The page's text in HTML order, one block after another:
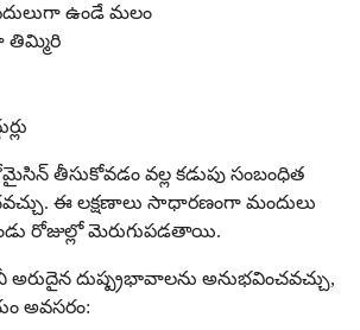
ఉండే మలం
తిమ్మిరి
తీసుకోవడం వల్ల కడుపు సంబంధిత
ఈ లక్షణాలు సాధారణంగా మందులు
రోజుల్లో మెరుగుపడతాయి.
దుష్ప్రభావాలను అనుభవించవచ్చు,
అవసరం: